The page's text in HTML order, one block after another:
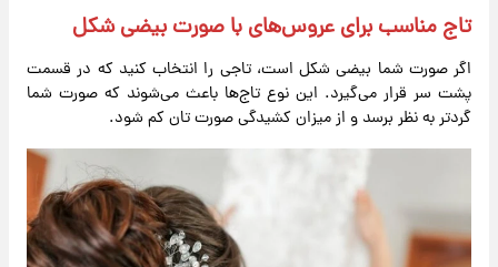
تاج مناسب برای عروس‌های با صورت بیضی شکل
اگر صورت شما بیضی شکل است، تاجی را انتخاب کنید که در قسمت
پشت سر قرار می‌گیرد. این نوع تاج‌ها باعث می‌شوند که صورت شما
گردتر به نظر برسد و از میزان کشیدگی صورت تان کم شود.